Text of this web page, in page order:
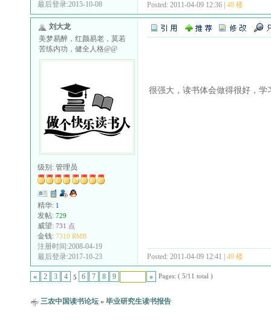
最后登录:2015-10-08
Posted: 2011-04-09 12:36 | 48 楼
刘大龙
美梦易醉，红颜易老，莫若
苦练内功，健全人格@@
级别: 管理员
精华: 1
发帖: 729
威望: 731 点
金钱: 7310 RMB
注册时间:2008-04-19
最后登录:2017-10-23
很强大，读书体会做得很好，
Posted: 2011-04-09 12:41 | 49 楼
« 2 3 4 5 6 7 8 9 » Pages: ( 5/11 total )
三农中国读书论坛 » 毕业研究生读书报告